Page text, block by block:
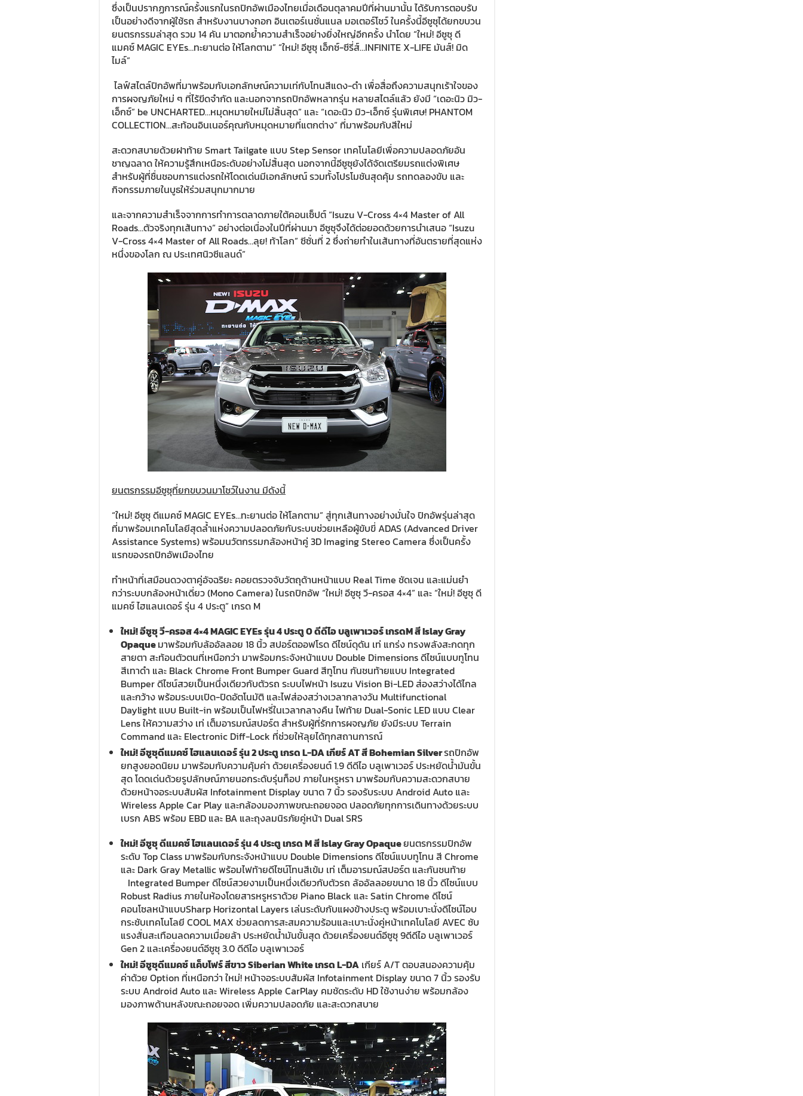
ซึ่งเป็นปรากฏการณ์ครั้งแรกในรถปิกอัพเมืองไทยเมื่อเดือนตุลาคมปีที่ผ่านมานั้น ได้รับการตอบรับ
เป็นอย่างดีจากผู้ใช้รถ สำหรับงานบางกอก อินเตอร์เนชั่นแนล มอเตอร์โชว์ ในครั้งนี้อีซูซุได้ยกขบวน
ยนตรกรรมล่าสุด รวม 14 คัน มาตอกย้ำความสำเร็จอย่างยิ่งใหญ่อีกครั้ง นำโดย “ใหม่! อีซูซุ ดี
แมคซ์ MAGIC EYEs…ทะยานต่อ ให้โลกตาม” “ใหม่! อีซูซุ เอ็กซ์-ซีรี่ส์…INFINITE X-LIFE มันส์! มิด
ไมล์”
ไลฟ์สไตล์ปิกอัพที่มาพร้อมกับเอกลักษณ์ความเท่กับโทนสีแดง-ดำ เพื่อสื่อถึงความสนุกเร้าใจของ
การผจญภัยใหม่ ๆ ที่ไร้ขีดจำกัด และนอกจากรถปิกอัพหลากรุ่น หลายสไตล์แล้ว ยังมี “เดอะนิว มิว-
เอ็กซ์” be UNCHARTED…หมุดหมายใหม่ไม่สิ้นสุด” และ “เดอะนิว มิว-เอ็กซ์ รุ่นพิเศษ! PHANTOM
COLLECTION…สะท้อนอินเนอร์คุณกับหมุดหมายที่แตกต่าง” ที่มาพร้อมกับสีใหม่
สะดวกสบายด้วยฝาท้าย Smart Tailgate แบบ Step Sensor เทคโนโลยีเพื่อความปลอดภัยอัน
ชาญฉลาด ให้ความรู้สึกเหนือระดับอย่างไม่สิ้นสุด นอกจากนี้อีซูซุยังได้จัดเตรียมรถแต่งพิเศษ
สำหรับผู้ที่ชื่นชอบการแต่งรถให้โดดเด่นมีเอกลักษณ์ รวมทั้งโปรโมชันสุดคุ้ม รถทดลองขับ และ
กิจกรรมภายในบูธให้ร่วมสนุกมากมาย
และจากความสำเร็จจากการทำการตลาดภายใต้คอนเซ็ปต์ “Isuzu V-Cross 4×4 Master of All
Roads…ตัวจริงทุกเส้นทาง” อย่างต่อเนื่องในปีที่ผ่านมา อีซูซุจึงได้ต่อยอดด้วยการนำเสนอ “Isuzu
V-Cross 4×4 Master of All Roads…ลุย! ท้าโลก” ซีซั่นที่ 2 ซึ่งถ่ายทำในเส้นทางที่อันตรายที่สุดแห่ง
หนึ่งของโลก ณ ประเทศนิวซีแลนด์”
ยนตรกรรมอีซูซุที่ยกขบวนมาโชว์ในงาน มีดังนี้
“ใหม่! อีซูซุ ดีแมคซ์ MAGIC EYEs…ทะยานต่อ ให้โลกตาม” สู่ทุกเส้นทางอย่างมั่นใจ ปิกอัพรุ่นล่าสุด
ที่มาพร้อมเทคโนโลยีสุดล้ำแห่งความปลอดภัยกับระบบช่วยเหลือผู้ขับขี่ ADAS (Advanced Driver
Assistance Systems) พร้อมนวัตกรรมกล้องหน้าคู่ 3D Imaging Stereo Camera ซึ่งเป็นครั้ง
แรกของรถปิกอัพเมืองไทย
ทำหน้าที่เสมือนดวงตาคู่อัจฉริยะ คอยตรวจจับวัตถุด้านหน้าแบบ Real Time ชัดเจน และแม่นยำ
กว่าระบบกล้องหน้าเดี่ยว (Mono Camera) ในรถปิกอัพ “ใหม่! อีซูซุ วี-ครอส 4×4” และ “ใหม่! อีซูซุ ดี
แมคซ์ ไฮแลนเดอร์ รุ่น 4 ประตู” เกรด M
ใหม่!อีซูซุ วี-ครอส4×4 MAGIC EYEsรุ่น4ประตู0ดีดีไอ บลูเพาเวอร์ เกรดMสีIslay Gray
Opaqueมาพร้อมกับล้ออัลลอย 18 นิ้ว สปอร์ตออฟโรด ดีไซน์ดุดัน เท่ แกร่ง ทรงพลังสะกดทุก
สายตา สะท้อนตัวตนที่เหนือกว่า มาพร้อมกระจังหน้าแบบ Double Dimensions ดีไซน์แบบทูโทน
สีเทาดำ และ Black Chrome Front Bumper Guard สีทูโทน กันชนท้ายแบบ Integrated
Bumper ดีไซน์สวยเป็นหนึ่งเดียวกับตัวรถ ระบบไฟหน้า Isuzu Vision Bi-LED ส่องสว่างได้ไกล
และกว้าง พร้อมระบบเปิด-ปิดอัตโนมัติ และไฟส่องสว่างเวลากลางวัน Multifunctional
Daylight แบบ Built-in พร้อมเป็นไฟหรี่ในเวลากลางคืน ไฟท้าย Dual-Sonic LED แบบ Clear
Lens ให้ความสว่าง เท่ เต็มอารมณ์สปอร์ต สำหรับผู้ที่รักการผจญภัย ยังมีระบบ Terrain
Command และ Electronic Diff-Lock ที่ช่วยให้ลุยได้ทุกสถานการณ์
ใหม่! อีซูซุดีแมคซ์ ไฮแลนเดอร์ รุ่น2ประตู เกรดL-DAเกียร์ATสีBohemian Silverรถปิกอัพ
ยกสูงยอดนิยม มาพร้อมกับความคุ้มค่า ด้วยเครื่องยนต์ 1.9 ดีดีไอ บลูเพาเวอร์ ประหยัดน้ำมันขั้น
สุด โดดเด่นด้วยรูปลักษณ์ภายนอกระดับรุ่นท็อป ภายในหรูหรา มาพร้อมกับความสะดวกสบาย
ด้วยหน้าจอระบบสัมผัส Infotainment Display ขนาด 7 นิ้ว รองรับระบบ Android Auto และ
Wireless Apple Car Play และกล้องมองภาพขณะถอยจอด ปลอดภัยทุกการเดินทางด้วยระบบ
เบรก ABS พร้อม EBD และ BA และถุงลมนิรภัยคู่หน้า Dual SRS
ใหม่! อีซูซุ ดีแมคซ์ ไฮแลนเดอร์ รุ่น4ประตู เกรดMสีIslay Gray Opaqueยนตรกรรมปิกอัพ
ระดับ Top Class มาพร้อมกับกระจังหน้าแบบ Double Dimensions ดีไซน์แบบทูโทน สี Chrome
และ Dark Gray Metallic พร้อมไฟท้ายดีไซน์โทนสีเข้ม เท่ เต็มอารมณ์สปอร์ต และกันชนท้าย
Integrated Bumper ดีไซน์สวยงามเป็นหนึ่งเดียวกับตัวรถ ล้ออัลลอยขนาด 18 นิ้ว ดีไซน์แบบ
Robust Radius ภายในห้องโดยสารหรูหราด้วย Piano Black และ Satin Chrome ดีไซน์
คอนโซลหน้าแบบSharp Horizontal Layers เล่นระดับกับแผงข้างประตู พร้อมเบาะนั่งดีไซน์โอบ
กระชับเทคโนโลยี COOL MAX ช่วยลดการสะสมความร้อนและเบาะนั่งคู่หน้าเทคโนโลยี AVEC ซับ
แรงสั่นสะเทือนลดความเมื่อยล้า ประหยัดน้ำมันขั้นสุด ด้วยเครื่องยนต์อีซูซุ 9ดีดีไอ บลูเพาเวอร์
Gen 2 และเครื่องยนต์อีซูซุ 3.0 ดีดีไอ บลูเพาเวอร์
ใหม่! อีซูซุดีแมคซ์ แค็บโฟร์ สีขาวSiberian WhiteเกรดL-DA เกียร์ A/T ตอบสนองความคุ้ม
ค่าด้วย Option ที่เหนือกว่า ใหม่! หน้าจอระบบสัมผัส Infotainment Display ขนาด 7 นิ้ว รองรับ
ระบบ Android Auto และ Wireless Apple CarPlay คมชัดระดับ HD ใช้งานง่าย พร้อมกล้อง
มองภาพด้านหลังขณะถอยจอด เพิ่มความปลอดภัย และสะดวกสบาย